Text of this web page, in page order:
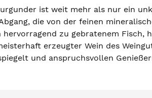
ist weit mehr als nur ein
die von der feinen
hervorragend zu gebratenem
erzeugter Wein des
und anspruchsvollen